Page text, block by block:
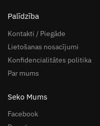
Palīdzība
Kontakti / Piegāde
Lietošanas nosacījumi
Konfidencialitātes politika
Par mums
Seko Mums
Facebook